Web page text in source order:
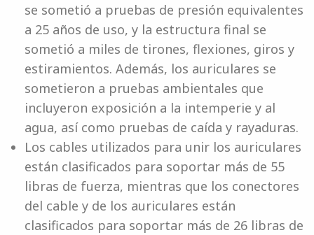
se sometió a pruebas de presión equivalentes
a 25 años de uso, y la estructura final se
sometió a miles de tirones, flexiones, giros y
estiramientos. Además, los auriculares se
sometieron a pruebas ambientales que
incluyeron exposición a la intemperie y al
agua, así como pruebas de caída y rayaduras.
Los cables utilizados para unir los auriculares
están clasificados para soportar más de 55
libras de fuerza, mientras que los conectores
del cable y de los auriculares están
clasificados para soportar más de 26 libras de